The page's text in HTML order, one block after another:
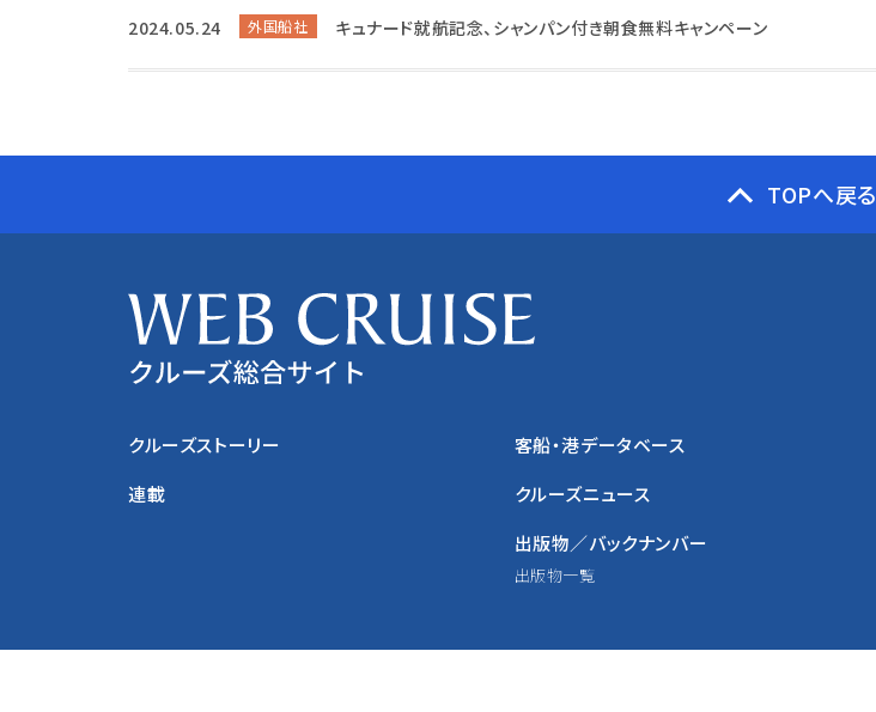
2024.05.24 外国船社 キュナード就航記念、シャンパン付き朝食無料キャンペーン
TOPへ戻る
クルーズストーリー
連載
客船・港データベース
クルーズニュース
出版物／バックナンバー
出版物一覧